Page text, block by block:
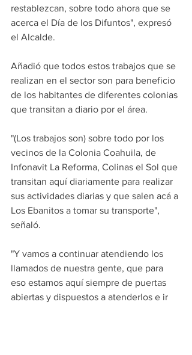
restablezcan, sobre todo ahora que se
acerca el Día de los Difuntos", expresó
el Alcalde.
Añadió que todos estos trabajos que se
realizan en el sector son para beneficio
de los habitantes de diferentes colonias
que transitan a diario por el área.
"(Los trabajos son) sobre todo por los
vecinos de la Colonia Coahuila, de
Infonavit La Reforma, Colinas el Sol que
transitan aquí diariamente para realizar
sus actividades diarias y que salen acá a
Los Ebanitos a tomar su transporte",
señaló.
"Y vamos a continuar atendiendo los
llamados de nuestra gente, que para
eso estamos aquí siempre de puertas
abiertas y dispuestos a atenderlos e ir